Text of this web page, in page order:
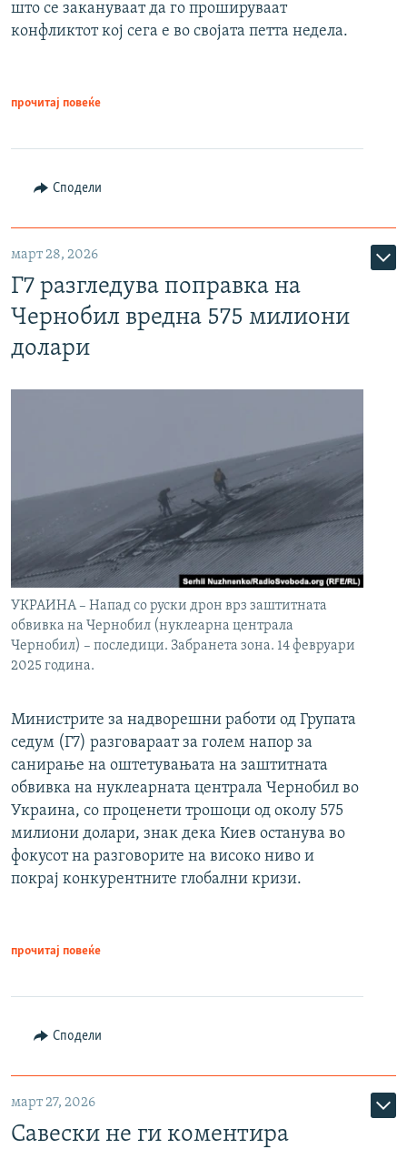
што се закануваат да го прошируваат
конфликтот кој сега е во својата петта недела.
прочитај повеќе
Сподели
март 28, 2026
Г7 разгледува поправка на
Чернобил вредна 575 милиони
долари
УКРАИНА – Напад со руски дрон врз заштитната
обвивка на Чернобил (нуклеарна централа
Чернобил) – последици. Забранета зона. 14 февруари
2025 година.
Министрите за надворешни работи од Групата
седум (Г7) разговараат за голем напор за
санирање на оштетувањата на заштитната
обвивка на нуклеарната централа Чернобил во
Украина, со проценети трошоци од околу 575
милиони долари, знак дека Киев останува во
фокусот на разговорите на високо ниво и
покрај конкурентните глобални кризи.
прочитај повеќе
Сподели
март 27, 2026
Савески не ги коментира